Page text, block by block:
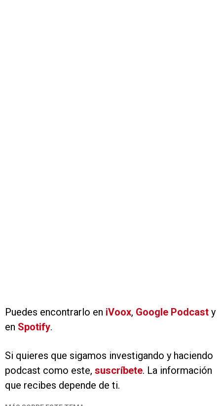
Puedes encontrarlo en iVoox, Google Podcast y
en Spotify.
Si quieres que sigamos investigando y haciendo
podcast como este, suscríbete. La información
que recibes depende de ti.